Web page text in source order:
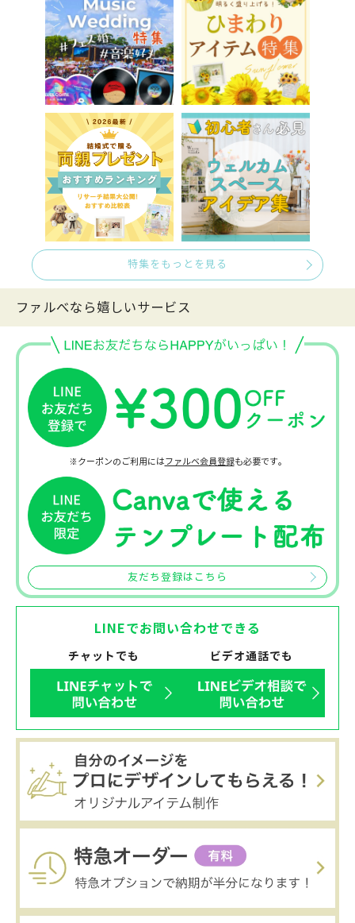
特集をもっとを見る
ファルべなら嬉しいサービス
※クーポンのご利用にはファルベ会員登録も必要です。
友だち登録はこちら
LINEでお問い合わせできる
チャットでも ビデオ通話でも